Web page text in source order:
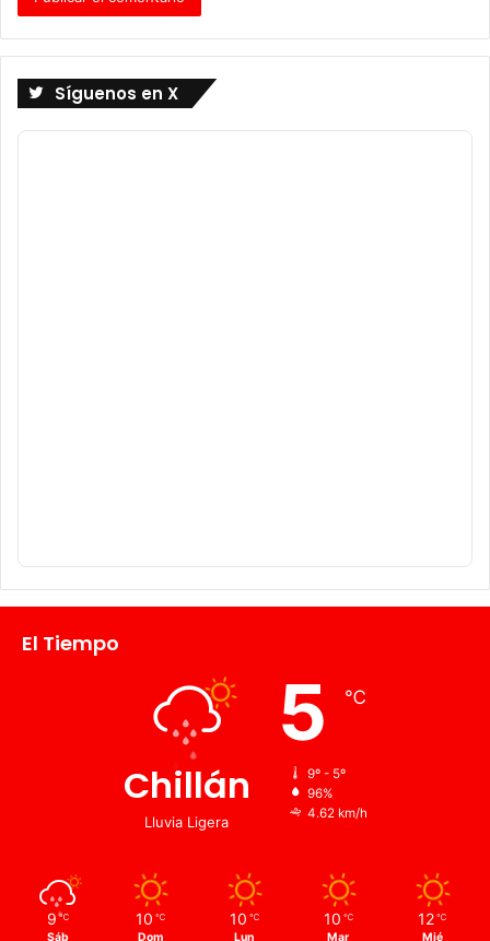
Síguenos en X
El Tiempo
Chillán
Lluvia Ligera
5 ℃
9º - 5º
96%
4.62 km/h
9 ℃
Sáb
10 ℃
Dom
10 ℃
Lun
10 ℃
Mar
12 ℃
Mié